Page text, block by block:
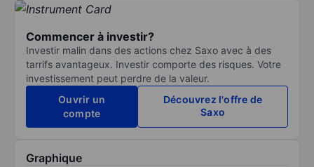
Commencer à investir?
Investir malin dans des actions chez Saxo avec à des
tarrifs avantageux. Investir comporte des risques. Votre
investissement peut perdre de la valeur.
Ouvrir un
compte
Découvrez l'offre de
Saxo
Graphique